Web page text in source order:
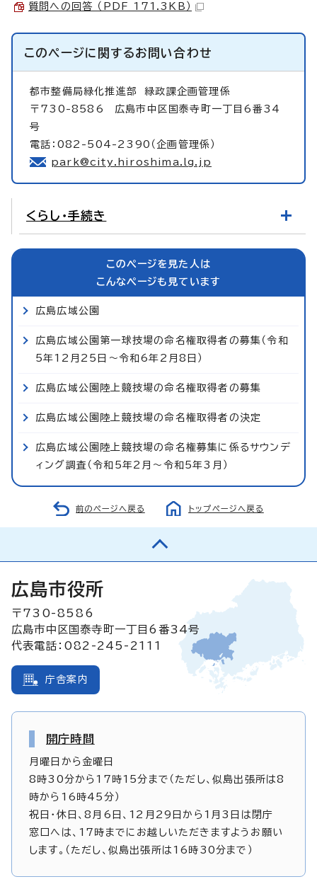
質問への回答 （PDF 171.3KB）
このページに関するお問い合わせ
都市整備局緑化推進部緑政課企画管理係
〒730-8586 広島市中区国泰寺町一丁目6番34
号
電話：082-504-2390（企画管理係）
park@city.hiroshima.lg.jp
くらし・手続き
このページを見た人は
こんなページも見ています
広島広域公園
広島広域公園第一球技場の命名権取得者の募集（令和
5年12月25日～令和6年2月8日）
広島広域公園陸上競技場の命名権取得者の募集
広島広域公園陸上競技場の命名権取得者の決定
広島広域公園陸上競技場の命名権募集に係るサウンデ
ィング調査（令和5年2月～令和5年3月）
前のページへ戻る トップページへ戻る
広島市役所
〒730-8586
広島市中区国泰寺町一丁目6番34号
代表電話：082-245-2111
庁舎案内
開庁時間
月曜日から金曜日
8時30分から17時15分まで（ただし、似島出張所は8
時から16時45分）
祝日・休日、8月6日、12月29日から1月3日は閉庁
窓口へは、17時までにお越しいただきますようお願い
します。（ただし、似島出張所は16時30分まで）